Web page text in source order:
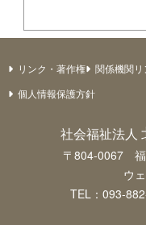
リンク・著作権 関係機関リ
個人情報保護方針
社会福祉法人
〒804-0067 福
ウ
TEL：093-